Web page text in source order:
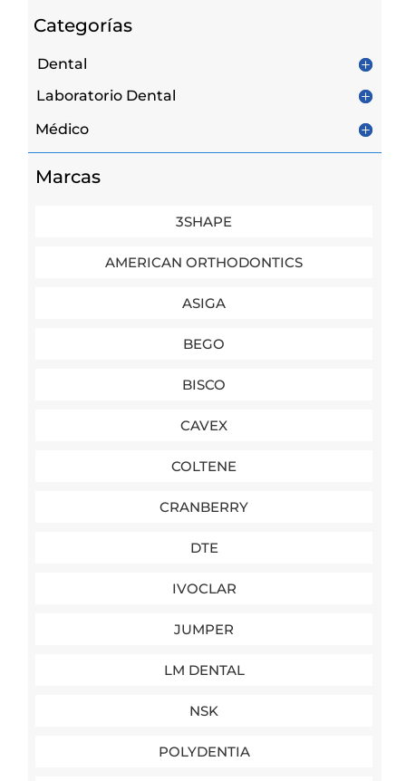
Categorías
Dental
Laboratorio Dental
Médico
Marcas
3SHAPE
AMERICAN ORTHODONTICS
ASIGA
BEGO
BISCO
CAVEX
COLTENE
CRANBERRY
DTE
IVOCLAR
JUMPER
LM DENTAL
NSK
POLYDENTIA